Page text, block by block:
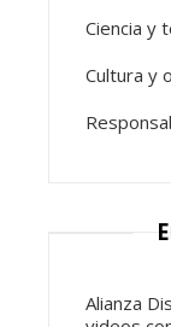
Ciencia y
Cultura y
Alianza